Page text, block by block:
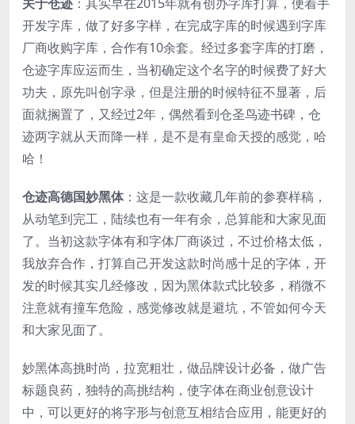
开发字库，做了好多字样，在完成字库的时候遇到字库
厂商收购字库，合作有10余套。经过多套字库的打磨，
仓迹字库应运而生，当初确定这个名字的时候费了好大
功夫，原先叫创字录，但是注册的时候特征不显著，后
面就搁置了，又经过2年，偶然看到仓圣鸟迹书碑，仓
迹两字就从天而降一样，是不是有皇命天授的感觉，哈
哈！
仓迹高德国妙黑体：这是一款收藏几年前的参赛样稿，
从动笔到完工，陆续也有一年有余，总算能和大家见面
了。当初这款字体有和字体厂商谈过，不过价格太低，
我放弃合作，打算自己开发这款时尚感十足的字体，开
发的时候其实几经修改，因为黑体款式比较多，稍微不
注意就有撞车危险，感觉修改就是避坑，不管如何今天
和大家见面了。
妙黑体高挑时尚，拉宽粗壮，做品牌设计必备，做广告
标题良药，独特的高挑结构，使字体在商业创意设计
中，可以更好的将字形与创意互相结合应用，能更好的